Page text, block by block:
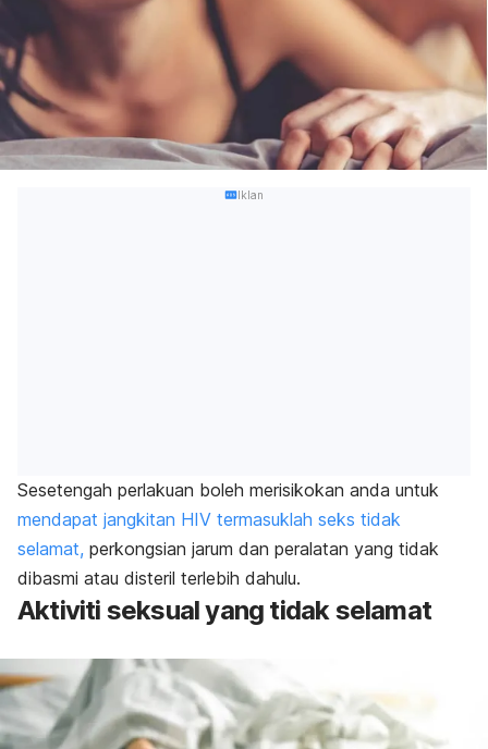
Iklan
Sesetengah perlakuan boleh merisikokan anda untuk
mendapat jangkitan HIV termasuklah seks tidak
selamat, perkongsian jarum dan peralatan yang tidak
dibasmi atau disteril terlebih dahulu.
Aktiviti seksual yang tidak selamat